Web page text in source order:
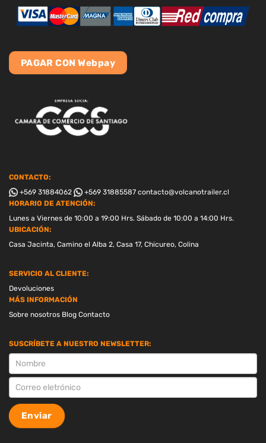
PAGAR CON Webpay
CONTACTO:
+569 31884062
+569 31885587 contacto@volcanotrailer.cl
HORARIO DE ATENCIÓN:
Lunes a Viernes de 10:00 a 19:00 Hrs. Sábado de 10:00 a 14:00 Hrs.
UBICACIÓN:
Casa Jacinta, Camino el Alba 2, Casa 17, Chicureo, Colina
SERVICIO AL CLIENTE:
Devoluciones
MÁS INFORMACIÓN
Sobre nosotros Blog Contacto
SUSCRÍBETE A NUESTRO NEWSLETTER:
SUSCRIPCION
Enviar